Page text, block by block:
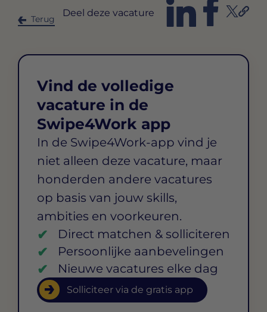
Terug
Deel deze vacature
Vind de volledige
vacature in de
Swipe4Work app
In de Swipe4Work-app vind je
niet alleen deze vacature, maar
honderden andere vacatures
op basis van jouw skills,
ambities en voorkeuren.
Direct matchen & solliciteren
Persoonlijke aanbevelingen
Nieuwe vacatures elke dag
Solliciteer via de gratis app